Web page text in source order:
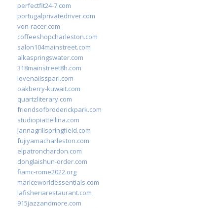
perfectfit24-7.com
portugalprivatedriver.com
von-racer.com
coffeeshopcharleston.com
salon104mainstreet.com
alkaspringswater.com
318mainstreet8h.com
lovenailsspari.com
oakberry-kuwait.com
quartzliterary.com
friendsofbroderickpark.com
studiopiattellina.com
jannagrillspringfield.com
fujiyamacharleston.com
elpatronchardon.com
donglaishun-order.com
fiamc-rome2022.org
mariceworldessentials.com
lafisheriarestaurant.com
915jazzandmore.com